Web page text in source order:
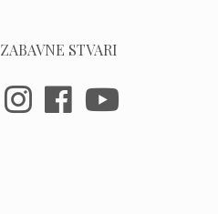
ZABAVNE STVARI